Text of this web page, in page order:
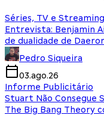
Séries, TV e Streaming
Entrevista: Benjamin
de dualidade de
Pedro Siqueira
03.ago.26
Informe Publicitário
Stuart Não Consegue
The Big Bang Theory